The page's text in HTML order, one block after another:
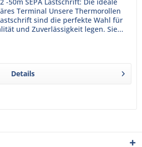
Terminal Unsere Thermorollen
sind die perfekte Wahl für
und Zuverlässigkeit legen. Sie...
Details